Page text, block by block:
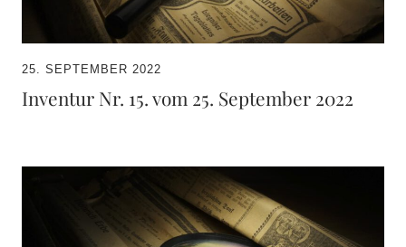
25. SEPTEMBER 2022
Inventur Nr. 15. vom 25. September 2022